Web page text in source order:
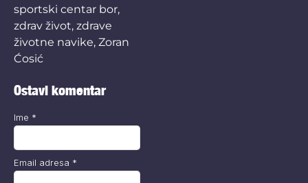
sportski centar bor,
zdrav život, zdrave
životne navike, Zoran
Ćosić
Ostavi komentar
Ime *
Email adresa *